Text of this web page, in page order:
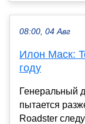
08:00, 04 Авг
Илон Маск:
году
Генеральный
пытается
Roadster